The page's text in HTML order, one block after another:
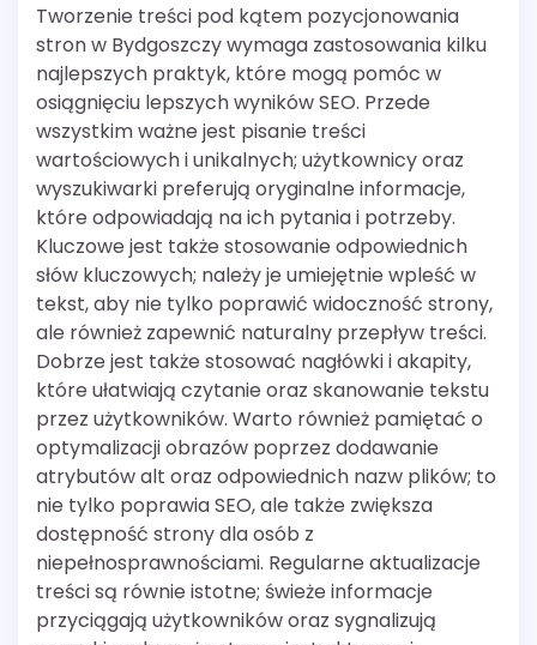
Tworzenie treści pod kątem pozycjonowania
stron w Bydgoszczy wymaga zastosowania kilku
najlepszych praktyk, które mogą pomóc w
osiągnięciu lepszych wyników SEO. Przede
wszystkim ważne jest pisanie treści
wartościowych i unikalnych; użytkownicy oraz
wyszukiwarki preferują oryginalne informacje,
które odpowiadają na ich pytania i potrzeby.
Kluczowe jest także stosowanie odpowiednich
słów kluczowych; należy je umiejętnie wpleść w
tekst, aby nie tylko poprawić widoczność strony,
ale również zapewnić naturalny przepływ treści.
Dobrze jest także stosować nagłówki i akapity,
które ułatwiają czytanie oraz skanowanie tekstu
przez użytkowników. Warto również pamiętać o
optymalizacji obrazów poprzez dodawanie
atrybutów alt oraz odpowiednich nazw plików; to
nie tylko poprawia SEO, ale także zwiększa
dostępność strony dla osób z
niepełnosprawnościami. Regularne aktualizacje
treści są równie istotne; świeże informacje
przyciągają użytkowników oraz sygnalizują